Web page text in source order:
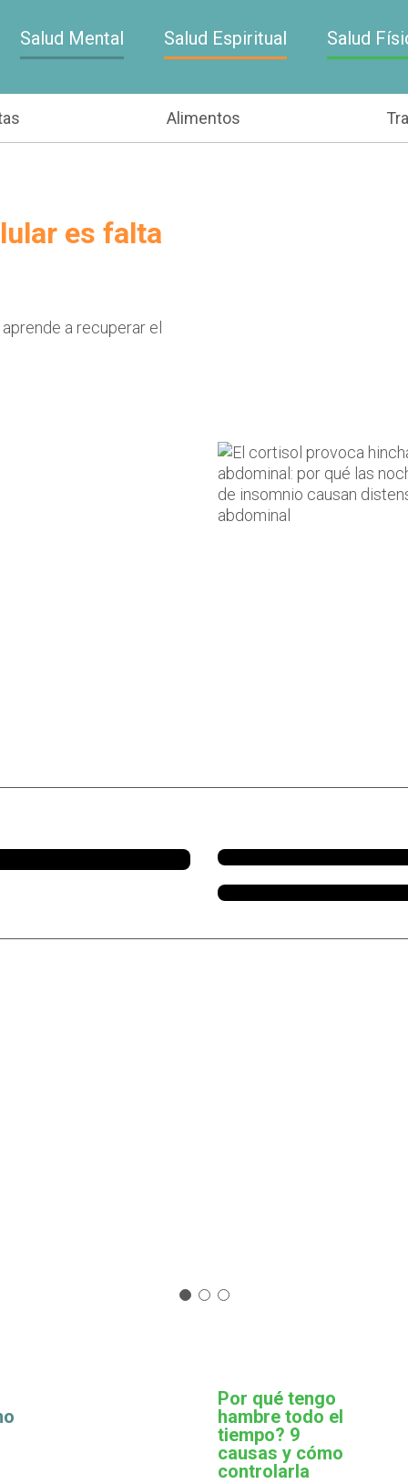
Salud Mental Salud Espiritual Salud
Alimentos
es falta
a recuperar el
Por qué tengo
hambre todo el
tiempo? 9
causas y cómo
controlarla